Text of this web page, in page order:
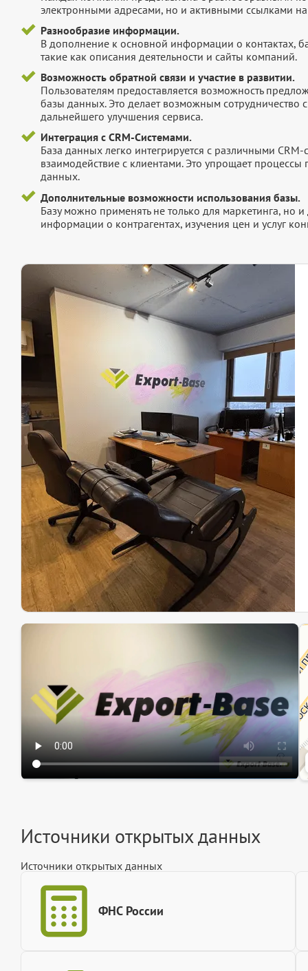
электронными адресами, но и активными ссылками
Разнообразие информации.
В дополнение к основной информации о контактах,
такие как описания деятельности и сайты компаний.
Возможность обратной связи и участие в развитии.
Пользователям предоставляется возможность
базы данных. Это делает возможным сотрудничество
дальнейшего улучшения сервиса.
Интеграция с CRM-Системами.
База данных легко интегрируется с различными
взаимодействие с клиентами. Это упрощает
данных.
Дополнительные возможности использования базы.
Базу можно применять не только для маркетинга, но
информации о контрагентах, изучения цен и услуг
Источники открытых данных
Источники открытых данных
ФНС России